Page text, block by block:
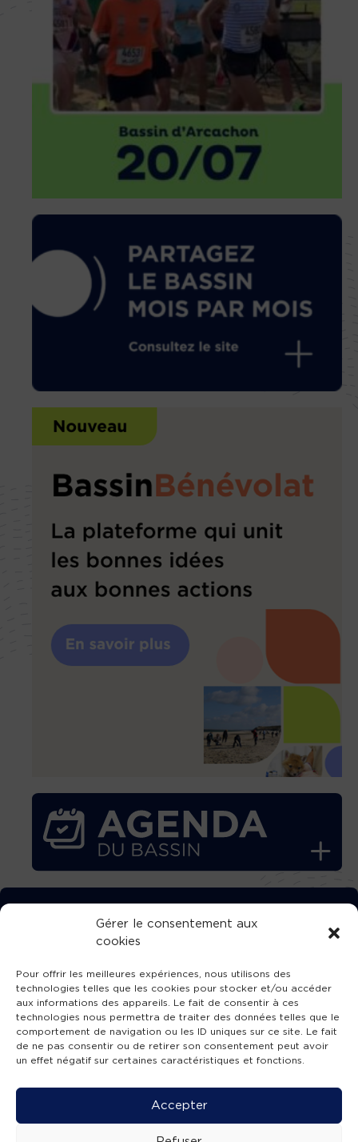
Gérer le consentement aux
cookies
Pour offrir les meilleures expériences, nous utilisons des
technologies telles que les cookies pour stocker et/ou accéder
aux informations des appareils. Le fait de consentir à ces
technologies nous permettra de traiter des données telles que le
comportement de navigation ou les ID uniques sur ce site. Le fait
de ne pas consentir ou de retirer son consentement peut avoir
un effet négatif sur certaines caractéristiques et fonctions.
Accepter
TÉLÉCHARGEZ GRATUITEMENT
L’APPLICATION TVBA !
SUIVEZ-NOUS !
Mentions légales -Accessibilité